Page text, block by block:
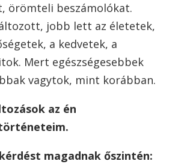
örömteli beszámolókat.
jobb lett az életetek,
a kedvetek, a
Mert egészségesebbek
vagytok, mint korábban.
az én
magadnak őszintén: